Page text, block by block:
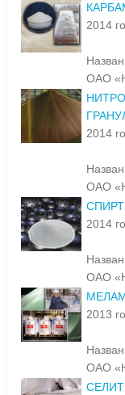
2014
ОАО
2014
ОАО
2014
ОАО
2013
ОАО